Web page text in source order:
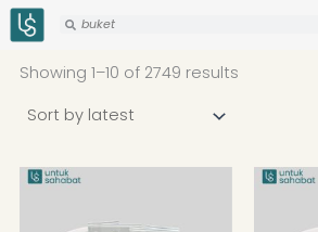
Skip
to
content
Search
Search
Showing 1–10 of 2749 resultsby